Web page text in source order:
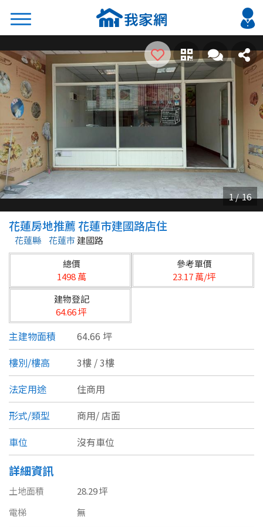
搜尋
熱門關鍵字
2026 台北降價好屋限量釋出
2026 新北降價好屋限量釋出
2026 台中降價好屋限量釋出
2026 台南降價好屋限量釋出
2026 高雄降價好屋限量釋出
縣市
不限
台北市
基隆市
新北市
宜蘭縣
桃園市
新竹市
新竹縣
苗栗縣
區域
類型(可複選)
不拘 公寓
別墅 透天厝
辦公
廠辦
坪數
花蓮房地推薦 花蓮市建國路店住
花蓮縣 花蓮市建國路
總價
1498 萬
參考單價
23.17 萬/坪
建物登記
64.66 坪
主建物面積
64.66 坪
樓別/樓高
3樓 / 3樓
法定用途
住商用
形式/類型
商用/店面
車位
沒有車位
詳細資訊
土地面積
28.29 坪
電梯
無